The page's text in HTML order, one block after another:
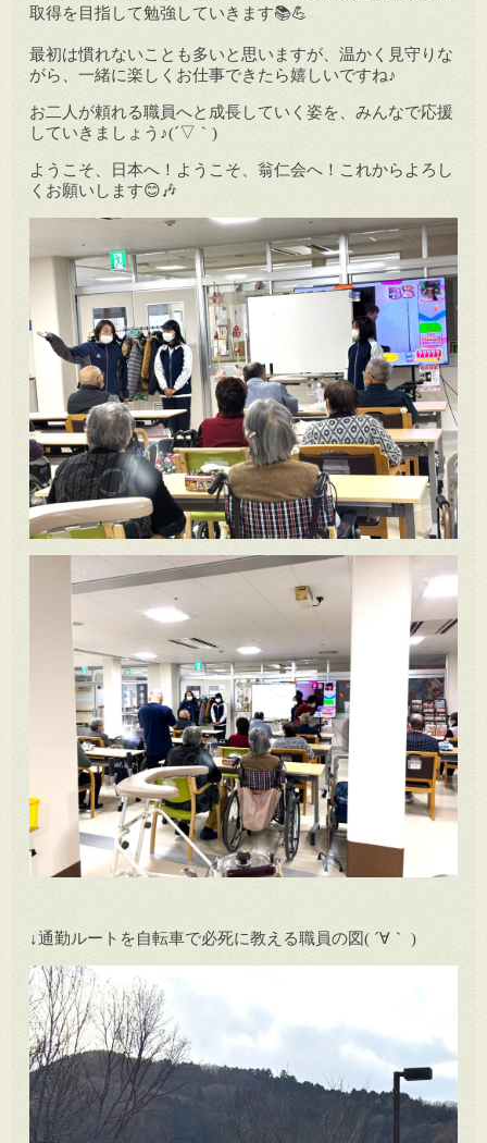
取得を目指して勉強していきます📚💪
最初は慣れないことも多いと思いますが、温かく見守りな
がら、一緒に楽しくお仕事できたら嬉しいですね♪
お二人が頼れる職員へと成長していく姿を、みんなで応援
していきましょう♪(´▽｀)
ようこそ、日本へ！ようこそ、翁仁会へ！これからよろし
くお願いします😊🎶
↓通勤ルートを自転車で必死に教える職員の図( ´∀｀ )